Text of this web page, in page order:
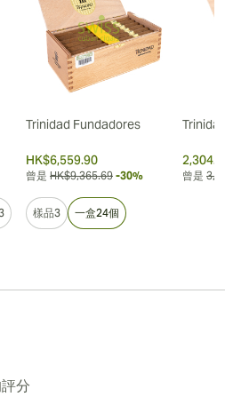
Trinidad Fundadores
HK$6,559.90
曾是 HK$9,365.69 -30%
樣品3 一盒24個
曾是
分